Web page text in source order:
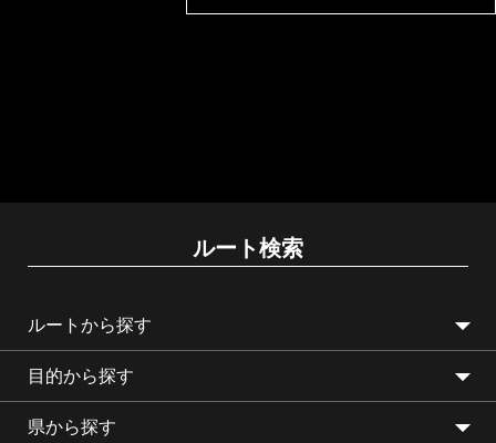
ルート検索
ルートから探す
目的から探す
県から探す